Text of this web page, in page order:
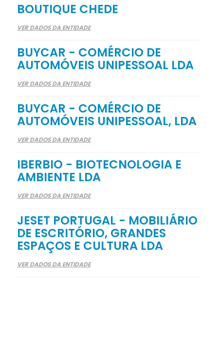
BOUTIQUE CHEDE
VER DADOS DA ENTIDADE
BUYCAR - COMÉRCIO DE
AUTOMÓVEIS UNIPESSOAL LDA
VER DADOS DA ENTIDADE
BUYCAR - COMÉRCIO DE
AUTOMÓVEIS UNIPESSOAL, LDA
VER DADOS DA ENTIDADE
IBERBIO - BIOTECNOLOGIA E
AMBIENTE LDA
VER DADOS DA ENTIDADE
JESET PORTUGAL - MOBILIÁRIO
DE ESCRITÓRIO, GRANDES
ESPAÇOS E CULTURA LDA
VER DADOS DA ENTIDADE